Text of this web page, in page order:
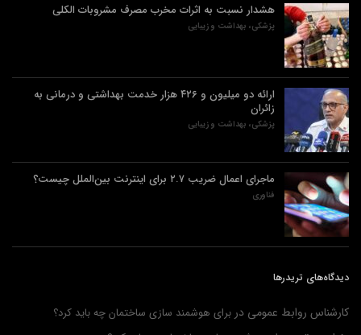
هشدار نسبت به اثرات مخرب مصرف مشروبات الکلی
پزشکی، بهداشت و زیبایی
ارائه دو میلیون و ۴۲۶ هزار خدمت بهداشتی و درمانی به
زائران
پزشکی، بهداشت و زیبایی
ماجرای اعمال ضریب ۲.۷ برای اینترنت بین‌الملل چیست؟
فناوری
دیدگاه‌های تریدرها
کارشناس روابط عمومی در برای هوشمند سازی ساختمان چه باید کرد؟